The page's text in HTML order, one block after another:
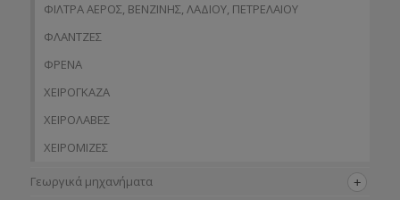
ΦΙΛΤΡΑ ΑΕΡΟΣ, ΒΕΝΖΙΝΗΣ, ΛΑΔΙΟΥ, ΠΕΤΡΕΛΑΙΟΥ
ΦΛΑΝΤΖΕΣ
ΦΡΕΝΑ
ΧΕΙΡΟΓΚΑΖΑ
ΧΕΙΡΟΛΑΒΕΣ
ΧΕΙΡΟΜΙΖΕΣ
Γεωργικά μηχανήματα